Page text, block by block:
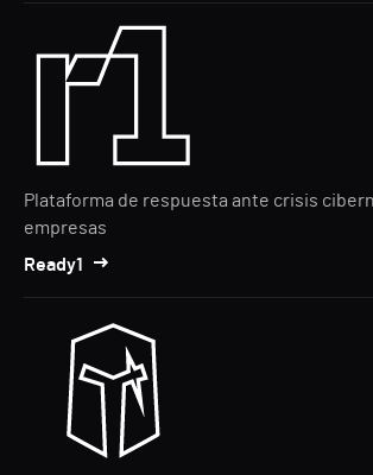
Plataforma de respuesta ante crisis
empresas
Ready1